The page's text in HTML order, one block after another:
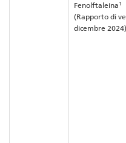
Fenolftaleina1
(Rapporto di
dicembre 2024)